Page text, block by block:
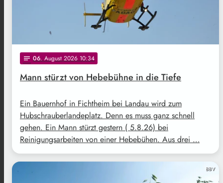
notes 06. August 2026 10:34
Mann stürzt von Hebebühne in die Tiefe
Ein Bauernhof in Fichtheim bei Landau wird zum
Hubschrauberlandeplatz. Denn es muss ganz schnell
gehen. Ein Mann stürzt gestern ( 5.8.26) bei
Reinigungsarbeiten von einer Hebebühen. Aus drei …
BBV